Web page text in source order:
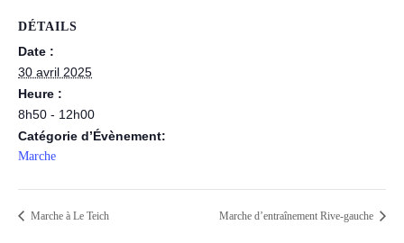
DÉTAILS
Date :
30 avril 2025
Heure :
8h50 - 12h00
Catégorie d’Évènement:
Marche
Marche à Le Teich Marche d’entraînement Rive-gauche